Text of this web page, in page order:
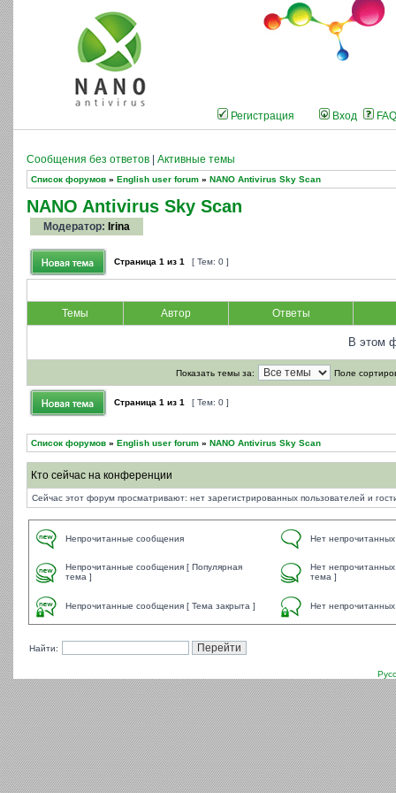
Регистрация Вход FAQ
Сообщения без ответов Активные темы
Список форумов » English user forum » NANO Antivirus Sky Scan
NANO Antivirus Sky Scan
Модератор: Irina
Страница 1 из 1 [ Тем: 0 ]
Темы Автор Ответы
В этом
Показать темы за: Поле
Страница 1 из 1 [ Тем: 0 ]
Список форумов » English user forum » NANO Antivirus Sky Scan
Кто сейчас на конференции
Сейчас этот форум просматривают: нет зарегистрированных пользователей и
Непрочитанные сообщения Нет
Непрочитанные сообщения [ Популярная
тема ]
Нет
тема ]
Непрочитанные сообщения [ Тема закрыта ] Нет
Найти: